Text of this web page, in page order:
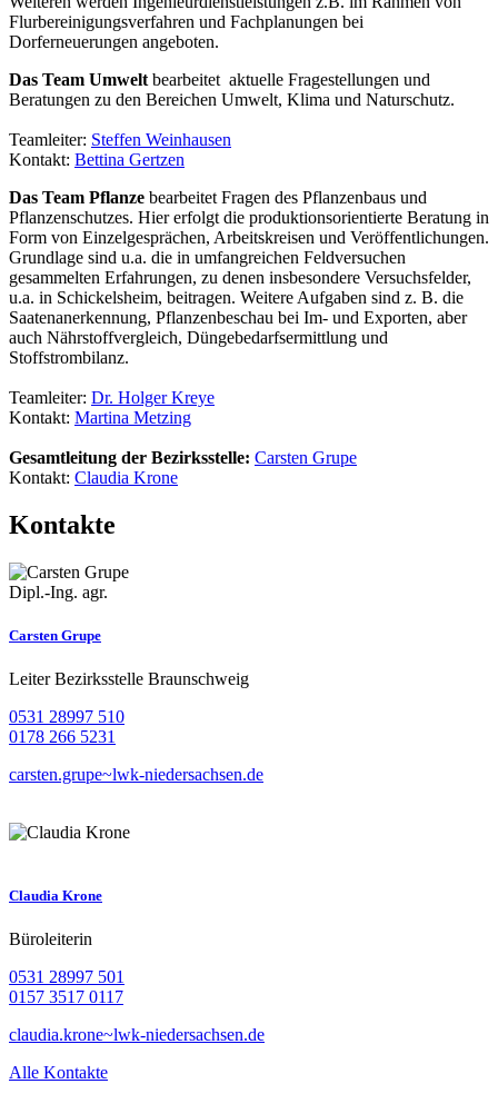
Flurbereinigungsverfahren und Fachplanungen bei
Dorferneuerungen angeboten.
Das Team Umwelt bearbeitet aktuelle Fragestellungen und
Beratungen zu den Bereichen Umwelt, Klima und Naturschutz.
Teamleiter: Steffen Weinhausen
Kontakt: Bettina Gertzen
Das Team Pflanze bearbeitet Fragen des Pflanzenbaus und
Pflanzenschutzes. Hier erfolgt die produktionsorientierte Beratung in
Form von Einzelgesprächen, Arbeitskreisen und Veröffentlichungen.
Grundlage sind u.a. die in umfangreichen Feldversuchen
gesammelten Erfahrungen, zu denen insbesondere Versuchsfelder,
u.a. in Schickelsheim, beitragen. Weitere Aufgaben sind z. B. die
Saatenanerkennung, Pflanzenbeschau bei Im- und Exporten, aber
auch Nährstoffvergleich, Düngebedarfsermittlung und
Stoffstrombilanz.
Teamleiter: Dr. Holger Kreye
Kontakt: Martina Metzing
Gesamtleitung der Bezirksstelle: Carsten Grupe
Kontakt: Claudia Krone
Kontakte
Dipl.-Ing. agr.
Carsten Grupe
Leiter Bezirksstelle Braunschweig
0531 28997 510
0178 266 5231
carsten.grupe~lwk-niedersachsen.de
Claudia Krone
Büroleiterin
0531 28997 501
0157 3517 0117
claudia.krone~lwk-niedersachsen.de
Alle Kontakte